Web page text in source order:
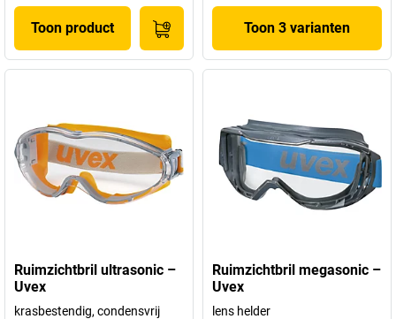
Toon product Toon 3 varianten
Ruimzichtbril ultrasonic –
Uvex
krasbestendig, condensvrij
Ruimzichtbril megasonic –
Uvex
lens helder